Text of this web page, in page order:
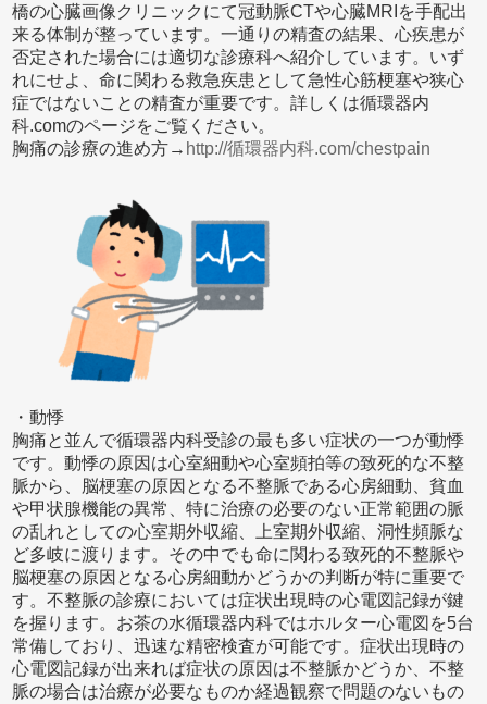
橋の心臓画像クリニックにて冠動脈CTや心臓MRIを手配出
来る体制が整っています。一通りの精査の結果、心疾患が
否定された場合には適切な診療科へ紹介しています。いず
れにせよ、命に関わる救急疾患として急性心筋梗塞や狭心
症ではないことの精査が重要です。詳しくは循環器内
科.comのページをご覧ください。
胸痛の診療の進め方→ http://循環器内科.com/chestpain
・動悸
胸痛と並んで循環器内科受診の最も多い症状の一つが動悸
です。動悸の原因は心室細動や心室頻拍等の致死的な不整
脈から、脳梗塞の原因となる不整脈である心房細動、貧血
や甲状腺機能の異常、特に治療の必要のない正常範囲の脈
の乱れとしての心室期外収縮、上室期外収縮、洞性頻脈な
ど多岐に渡ります。その中でも命に関わる致死的不整脈や
脳梗塞の原因となる心房細動かどうかの判断が特に重要で
す。不整脈の診療においては症状出現時の心電図記録が鍵
を握ります。お茶の水循環器内科ではホルター心電図を5台
常備しており、迅速な精密検査が可能です。症状出現時の
心電図記録が出来れば症状の原因は不整脈かどうか、不整
脈の場合は治療が必要なものか経過観察で問題のないもの